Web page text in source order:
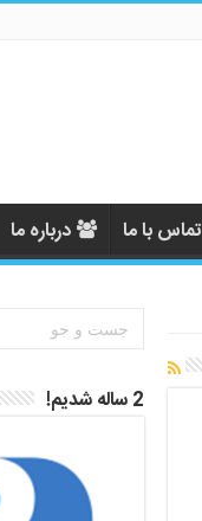
تماس با ما درباره ما
2 ساله شدیم!